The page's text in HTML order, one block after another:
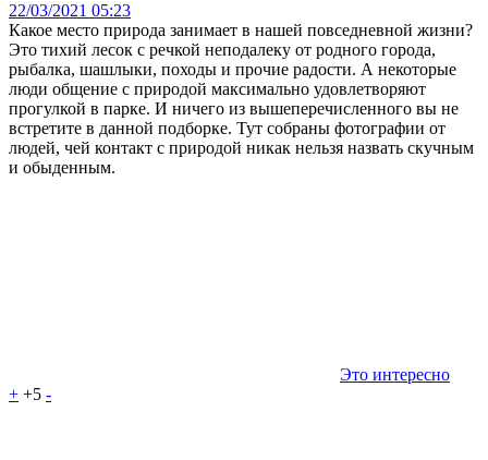
22/03/2021 05:23
Какое место природа занимает в нашей повседневной жизни?
Это тихий лесок с речкой неподалеку от родного города,
рыбалка, шашлыки, походы и прочие радости. А некоторые
люди общение с природой максимально удовлетворяют
прогулкой в парке. И ничего из вышеперечисленного вы не
встретите в данной подборке. Тут собраны фотографии от
людей, чей контакт с природой никак нельзя назвать скучным
и обыденным.
Это интересно
+ +5 -